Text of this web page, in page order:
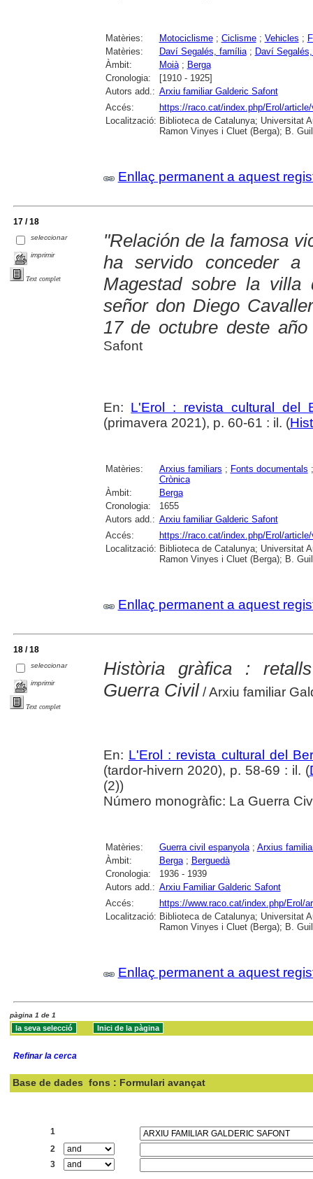
Matèries: Motociclisme; Ciclisme; Vehicles ;
Matèries:
Daví Segalés, família; Daví
Àmbit:
Moià; Berga
Cronologia:
[1910 - 1925]
Autors add.: Arxiu familiar Galderic Safont
Accés:
https://raco.cat/index.php/Erol/
Localització: Biblioteca de Catalunya; Universitat
Ramon Vinyes i Cluet (Berga); B.
Enllaç permanent a aquest
17 / 18
seleccionar
imprimir
Text complet
"Relación de la famosa
ha servido conceder
Magestad sobre la villa
señor don Diego
17 de octubre deste
Safont
En: L'Erol : revista cultural del
(primavera 2021), p. 60-61 : il. (
Matèries: Arxius familiars ; Fonts documentals
Crònica
Àmbit:
Berga
Cronologia:
1655
Autors add.: Arxiu familiar Galderic Safont
Accés:
https://raco.cat/index.php/Erol/
Localització: Biblioteca de Catalunya; Universitat
Ramon Vinyes i Cluet (Berga); B.
Enllaç permanent a aquest
18 / 18
seleccionar
imprimir
Text complet
Història gràfica :
Guerra Civil/ Arxiu familiar
En: L'Erol : revista cultural del
(tardor-hivern 2020), p. 58-69 : il. (
(2))
Número monogràfic: La Guerra
Matèries: Guerra civil espanyola; Arxius
Àmbit:
Berga; Berguedà
Cronologia:
1936 - 1939
Autors add.: Arxiu Familiar Galderic Safont
Accés:
https://www.raco.cat/index.php/Erol/
Localització: Biblioteca de Catalunya; Universitat
Ramon Vinyes i Cluet (Berga); B.
Enllaç permanent a aquest
pàgina 1 de 1
Refinar la cerca
Base de dades fons : Formulari avançat
1
2
3